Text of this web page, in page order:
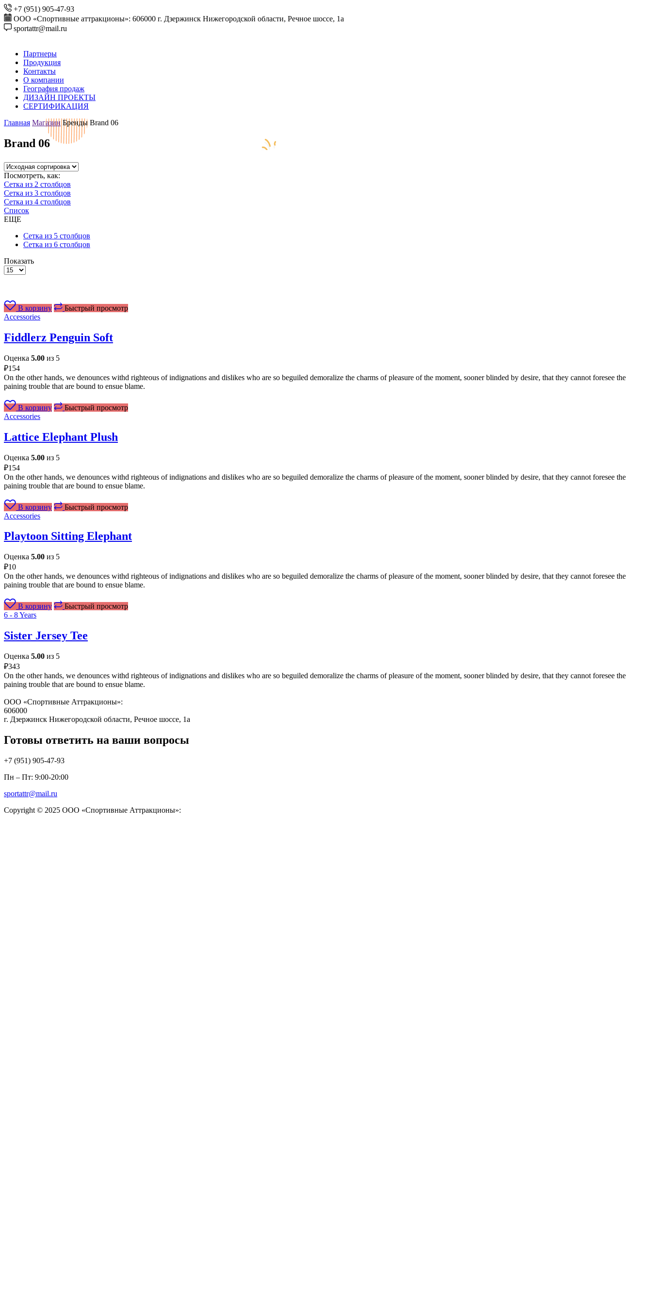
+7 (951) 905-47-93
ООО «Спортивные аттракционы»: 606000 г. Дзержинск Нижегородской области, Речное шоссе, 1а
sportattr@mail.ru
Партнеры
Продукция
Контакты
О компании
География продаж
ДИЗАЙН ПРОЕКТЫ
СЕРТИФИКАЦИЯ
Главная Магазин Бренды Brand 06
Brand 06
Посмотреть, как:
Сетка из 2 столбцов
Сетка из 3 столбцов
Сетка из 4 столбцов
Список
ЕЩЕ
Сетка из 5 столбцов
Сетка из 6 столбцов
Показать
Товаров
В корзину
Быстрый просмотр
Accessories
Fiddlerz Penguin Soft
Оценка 5.00 из 5
₽154
On the other hands, we denounces withd righteous of indignations and dislikes who are so beguiled demoralize the charms of pleasure of the moment, sooner blinded by desire, that they cannot foresee the
paining trouble that are bound to ensue blame.
В корзину
Быстрый просмотр
Accessories
Lattice Elephant Plush
Оценка 5.00 из 5
₽154
On the other hands, we denounces withd righteous of indignations and dislikes who are so beguiled demoralize the charms of pleasure of the moment, sooner blinded by desire, that they cannot foresee the
paining trouble that are bound to ensue blame.
В корзину
Быстрый просмотр
Accessories
Playtoon Sitting Elephant
Оценка 5.00 из 5
₽10
On the other hands, we denounces withd righteous of indignations and dislikes who are so beguiled demoralize the charms of pleasure of the moment, sooner blinded by desire, that they cannot foresee the
paining trouble that are bound to ensue blame.
В корзину
Быстрый просмотр
6 - 8 Years
Sister Jersey Tee
Оценка 5.00 из 5
₽343
On the other hands, we denounces withd righteous of indignations and dislikes who are so beguiled demoralize the charms of pleasure of the moment, sooner blinded by desire, that they cannot foresee the
paining trouble that are bound to ensue blame.
ООО «Спортивные Аттракционы»:
606000
г. Дзержинск Нижегородской области, Речное шоссе, 1а
Готовы ответить на ваши вопросы
+7 (951) 905-47-93
Пн – Пт: 9:00-20:00
sportattr@mail.ru
Copyright © 2025 ООО «Спортивные Аттракционы»: